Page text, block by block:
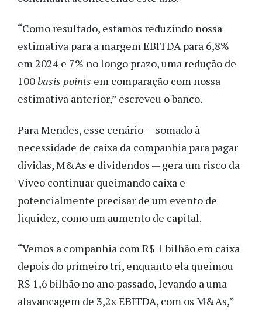
“Como resultado, estamos reduzindo nossa
estimativa para a margem EBITDA para 6,8%
em 2024 e 7% no longo prazo, uma redução de
100basis points em comparação com nossa
estimativa anterior,” escreveu o banco.
Para Mendes, esse cenário — somado à
necessidade de caixa da companhia para pagar
dívidas, M&As e dividendos — gera um risco da
Viveo continuar queimando caixa e
potencialmente precisar de um evento de
liquidez, como um aumento de capital.
“Vemos a companhia com R$ 1 bilhão em caixa
depois do primeiro tri, enquanto ela queimou
R$ 1,6 bilhão no ano passado, levando a uma
alavancagem de 3,2x EBITDA, com os M&As,”